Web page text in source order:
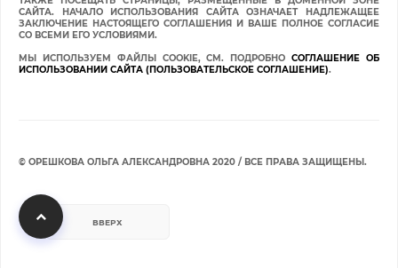
САЙТА. НАЧАЛО ИСПОЛЬЗОВАНИЯ САЙТА ОЗНАЧАЕТ НАДЛЕЖАЩЕЕ
ЗАКЛЮЧЕНИЕ НАСТОЯЩЕГО СОГЛАШЕНИЯ И ВАШЕ ПОЛНОЕ СОГЛАСИЕ
СО ВСЕМИ ЕГО УСЛОВИЯМИ.
МЫ ИСПОЛЬЗУЕМ ФАЙЛЫ COOKIE, СМ. ПОДРОБНОСОГЛАШЕНИЕ ОБ
ИСПОЛЬЗОВАНИИ САЙТА (ПОЛЬЗОВАТЕЛЬСКОЕ СОГЛАШЕНИЕ).
© ОРЕШКОВА ОЛЬГА АЛЕКСАНДРОВНА 2020 / ВСЕ ПРАВА ЗАЩИЩЕНЫ.
ВВЕРХ